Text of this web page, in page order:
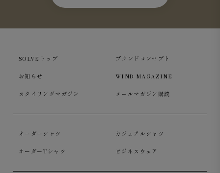
SOLVEトップ ブランドコンセプト
お知らせ WIND MAGAZINE
スタイリングマガジン メールマガジン購読
オーダーシャツ カジュアルシャツ
オーダーTシャツ ビジネスウェア